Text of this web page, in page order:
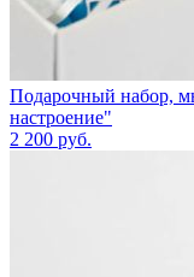
Подарочный набор,
настроение"
2 200 руб.